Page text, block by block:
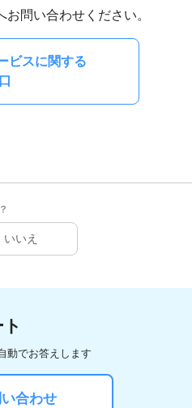
問い合わせください。
ビスに関する
いいえ
動でお答えします
合わせ